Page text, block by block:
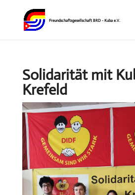
Solidarität mit
Krefeld